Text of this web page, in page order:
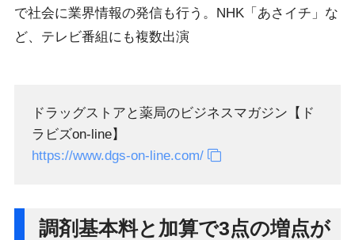
で社会に業界情報の発信も行う。NHK「あさイチ」な
ど、テレビ番組にも複数出演
ドラッグストアと薬局のビジネスマガジン【ド
ラビズon-line】
https://www.dgs-on-line.com/
調剤基本料と加算で3点の増点が